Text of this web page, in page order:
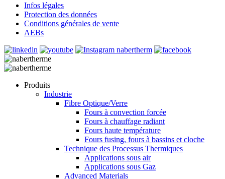
Infos légales
Protection des données
Conditions générales de vente
AEBs
Produits
Industrie
Fibre Optique/Verre
Fours à convection forcée
Fours à chauffage radiant
Fours haute température
Fours fusing, fours à bassins et cloche
Technique des Processus Thermiques
Applications sous air
Applications sous Gaz
Advanced Materials